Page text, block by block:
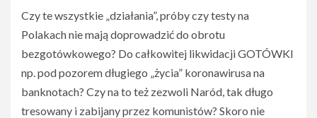
Czy te wszystkie „działania”, próby czy testy na
Polakach nie mają doprowadzić do obrotu
bezgotówkowego? Do całkowitej likwidacji GOTÓWKI
np. pod pozorem długiego „życia” koronawirusa na
banknotach? Czy na to też zezwoli Naród, tak długo
tresowany i zabijany przez komunistów? Skoro nie